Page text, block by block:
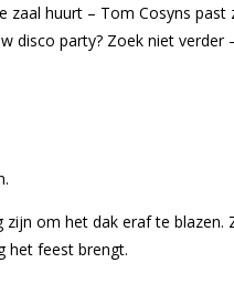
zaal huurt – Tom Cosyns past
disco party? Zoek niet
om het dak eraf te blazen.
het feest brengt.